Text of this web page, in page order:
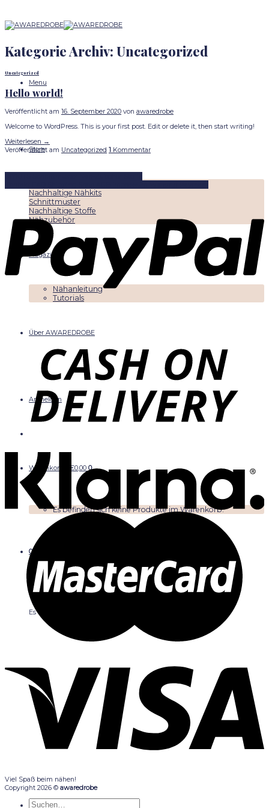
content
Menu
Store
Nachhaltige Nähkits
Schnittmuster
Nachhaltige Stoffe
Nähzubehör
Magazine
Nähanleitung
Tutorials
Über AWAREDROBE
Anmelden
Warenkorb / €0,00 0
Es befinden sich keine Produkte im Warenkorb.
0
Warenkorb
Es befinden sich keine Produkte im Warenkorb.
Kategorie Archiv: Uncategorized
Uncategorized
Hello world!
Veröffentlicht am 16. September 2020 von awaredrobe
Welcome to WordPress. This is your first post. Edit or delete it, then start writing!
Weiterlesen →
Veröffentlicht am Uncategorized 1 Kommentar
Viel Spaß beim nähen!
Copyright 2026 © awaredrobe
Suche